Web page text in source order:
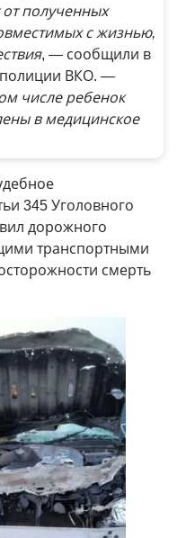
полученных
с жизнью,
, — сообщили в
ВКО. —
числе ребенок
в медицинское
345 Уголовного
дорожного
транспортными
смерть